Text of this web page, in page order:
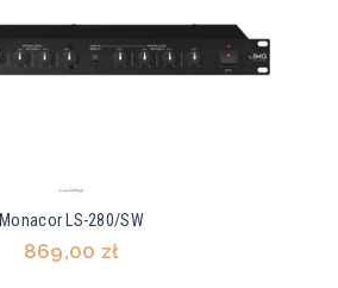
Monacor LS-280/SW
869,00 zł